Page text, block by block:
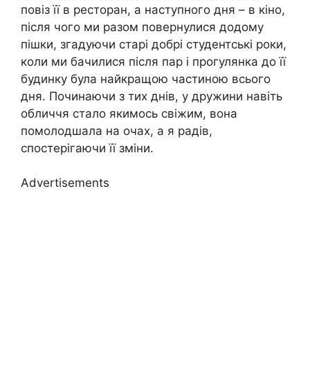
повіз її в ресторан, а наступного дня – в кіно,
після чого ми разом повернулися додому
пішки, згадуючи старі добрі студентські роки,
коли ми бачилися після пар і прогулянка до її
будинку була найкращою частиною всього
дня. Починаючи з тих днів, у дружини навіть
обличчя стало якимось свіжим, вона
помолодшала на очах, а я радів,
спостерігаючи її зміни.
Advertisements